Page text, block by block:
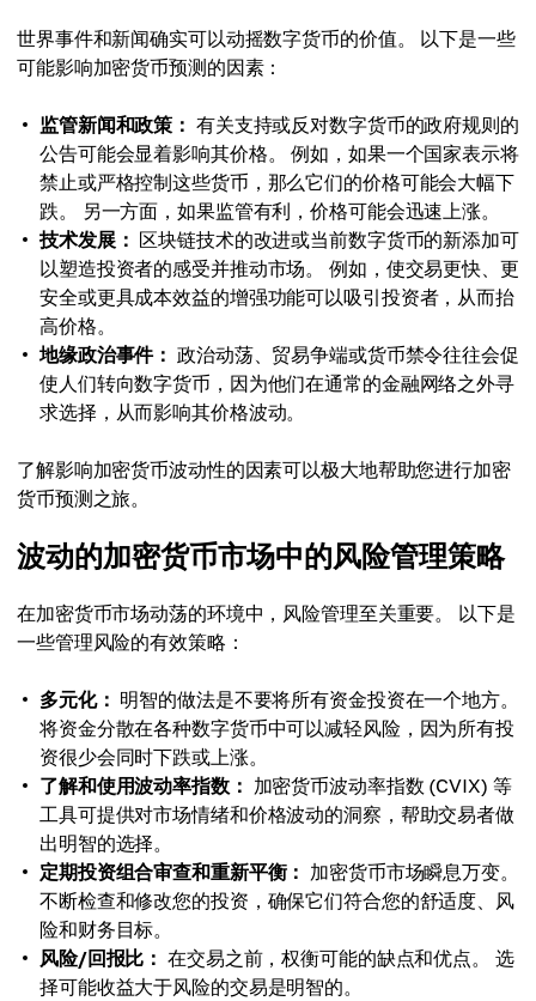
世界事件和新闻确实可以动摇数字货币的价值。 以下是一些
可能影响加密货币预测的因素：
监管新闻和政策： 有关支持或反对数字货币的政府规则的
公告可能会显着影响其价格。 例如，如果一个国家表示将
禁止或严格控制这些货币，那么它们的价格可能会大幅下
跌。 另一方面，如果监管有利，价格可能会迅速上涨。
技术发展： 区块链技术的改进或当前数字货币的新添加可
以塑造投资者的感受并推动市场。 例如，使交易更快、更
安全或更具成本效益的增强功能可以吸引投资者，从而抬
高价格。
地缘政治事件： 政治动荡、贸易争端或货币禁令往往会促
使人们转向数字货币，因为他们在通常的金融网络之外寻
求选择，从而影响其价格波动。
了解影响加密货币波动性的因素可以极大地帮助您进行加密
货币预测之旅。
波动的加密货币市场中的风险管理策略
在加密货币市场动荡的环境中，风险管理至关重要。 以下是
一些管理风险的有效策略：
多元化： 明智的做法是不要将所有资金投资在一个地方。
将资金分散在各种数字货币中可以减轻风险，因为所有投
资很少会同时下跌或上涨。
了解和使用波动率指数： 加密货币波动率指数 (CVIX) 等
工具可提供对市场情绪和价格波动的洞察，帮助交易者做
出明智的选择。
定期投资组合审查和重新平衡： 加密货币市场瞬息万变。
不断检查和修改您的投资，确保它们符合您的舒适度、风
险和财务目标。
风险/回报比： 在交易之前，权衡可能的缺点和优点。 选
择可能收益大于风险的交易是明智的。